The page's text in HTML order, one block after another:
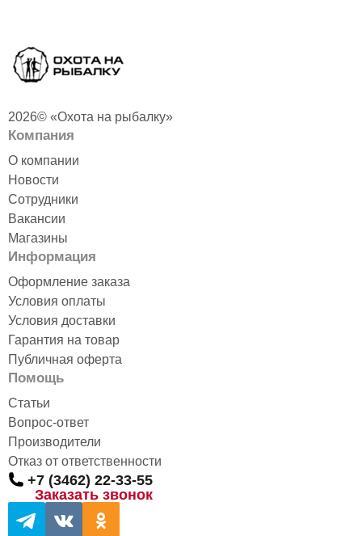
2026© «Охота на рыбалку»
Компания
О компании
Новости
Сотрудники
Вакансии
Магазины
Информация
Оформление заказа
Условия оплаты
Условия доставки
Гарантия на товар
Публичная оферта
Помощь
Статьи
Вопрос-ответ
Производители
Отказ от ответственности
+7 (3462) 22-33-55
Заказать звонок